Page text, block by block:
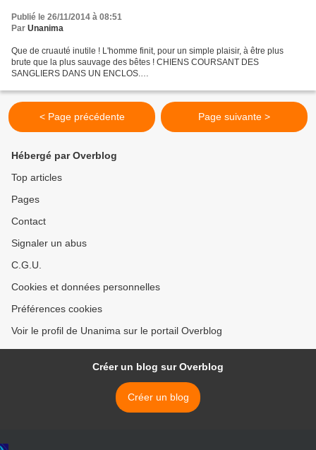
Publié le 26/11/2014 à 08:51
Par Unanima
Que de cruauté inutile ! L'homme finit, pour un simple plaisir, à être plus
brute que la plus sauvage des bêtes ! CHIENS COURSANT DES
SANGLIERS DANS UN ENCLOS.
enclos-chiens/13211 Signé...
< Page précédente Page suivante >
Hébergé par Overblog
Top articles
Pages
Contact
Signaler un abus
C.G.U.
Cookies et données personnelles
Préférences cookies
Voir le profil de Unanima sur le portail Overblog
Créer un blog sur Overblog
Créer un blog